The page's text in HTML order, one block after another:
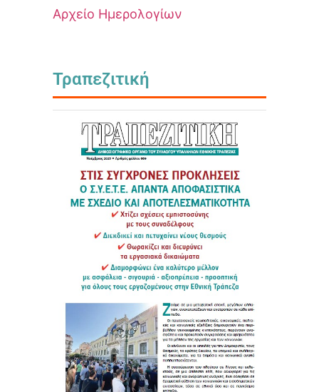
Αρχείο Ημερολογίων
Τραπεζιτική